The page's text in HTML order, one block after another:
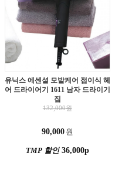
유닉스 에센셜 모발케어 접이식 헤
어 드라이어기 1611 남자 드라이기
집
132,000원
90,000 원
TMP 할인36,000p